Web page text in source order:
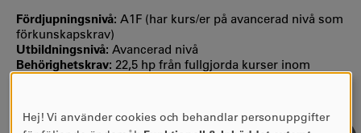
Fördjupningsnivå: A1F (har kurs/er på avancerad nivå som
förkunskapskrav)
Utbildningsnivå: Avancerad nivå
Behörighetskrav: 22,5 hp från fullgjorda kurser inom
ANVÄNDNING
Hej! Vi använder cookies och behandlar personuppgifter